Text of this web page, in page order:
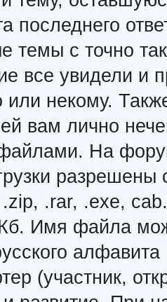
последнего
темы с точно
все увидели и
или некому.
вам лично
На
.rar, .exe,
Имя файла
алфавита
(участник,